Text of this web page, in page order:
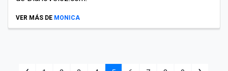
VER MÁS DE MONICA